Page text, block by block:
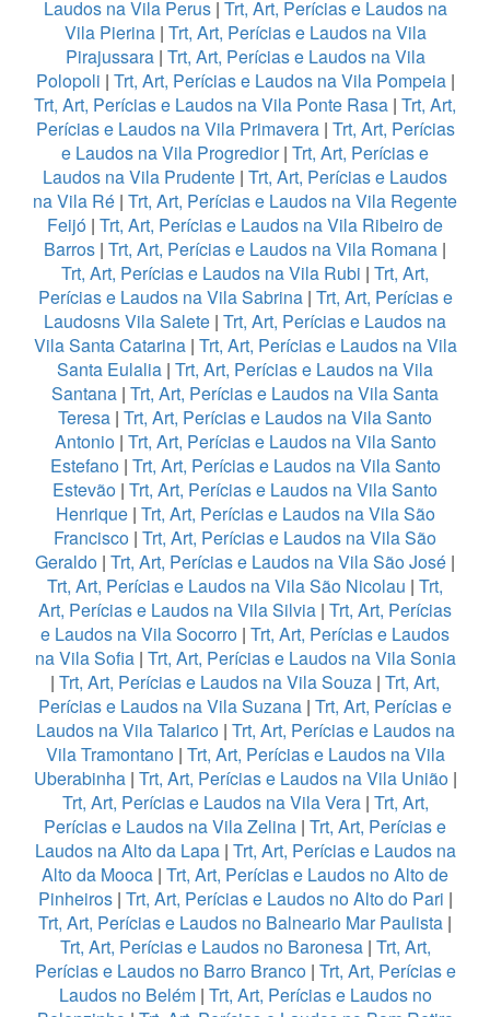
Laudos na Vila Perus| Trt, Art, Perícias e Laudos na
Vila Pierina| Trt, Art, Perícias e Laudos na Vila
Pirajussara| Trt, Art, Perícias e Laudos na Vila
Polopoli | Trt, Art, Perícias e Laudos na Vila Pompeia|
Trt, Art, Perícias e Laudos na Vila Ponte Rasa | Trt, Art,
Perícias e Laudos na Vila Primavera| Trt, Art, Perícias
e Laudos na Vila Progredior| Trt, Art, Perícias e
Laudos na Vila Prudente | Trt, Art, Perícias e Laudos
na Vila Ré | Trt, Art, Perícias e Laudos na Vila Regente
Feijó | Trt, Art, Perícias e Laudos na Vila Ribeiro de
Barros | Trt, Art, Perícias e Laudos na Vila Romana |
Trt, Art, Perícias e Laudos na Vila Rubi | Trt, Art,
Perícias e Laudos na Vila Sabrina| Trt, Art, Perícias e
Laudosns Vila Salete | Trt, Art, Perícias e Laudos na
Vila Santa Catarina| Trt, Art, Perícias e Laudos na Vila
Santa Eulalia | Trt, Art, Perícias e Laudos na Vila
Santana | Trt, Art, Perícias e Laudos na Vila Santa
Teresa | Trt, Art, Perícias e Laudos na Vila Santo
Antonio| Trt, Art, Perícias e Laudos na Vila Santo
Estefano| Trt, Art, Perícias e Laudos na Vila Santo
Estevão | Trt, Art, Perícias e Laudos na Vila Santo
Henrique| Trt, Art, Perícias e Laudos na Vila São
Francisco | Trt, Art, Perícias e Laudos na Vila São
Geraldo | Trt, Art, Perícias e Laudos na Vila São José |
Trt, Art, Perícias e Laudos na Vila São Nicolau | Trt,
Art, Perícias e Laudos na Vila Silvia | Trt, Art, Perícias
e Laudos na Vila Socorro | Trt, Art, Perícias e Laudos
na Vila Sofia| Trt, Art, Perícias e Laudos na Vila Sonia
| Trt, Art, Perícias e Laudos na Vila Souza | Trt, Art,
Perícias e Laudos na Vila Suzana | Trt, Art, Perícias e
Laudos na Vila Talarico| Trt, Art, Perícias e Laudos na
Vila Tramontano| Trt, Art, Perícias e Laudos na Vila
Uberabinha| Trt, Art, Perícias e Laudos na Vila União|
Trt, Art, Perícias e Laudos na Vila Vera| Trt, Art,
Perícias e Laudos na Vila Zelina | Trt, Art, Perícias e
Laudos na Alto da Lapa| Trt, Art, Perícias e Laudos na
Alto da Mooca | Trt, Art, Perícias e Laudos no Alto de
Pinheiros| Trt, Art, Perícias e Laudos no Alto do Pari |
Trt, Art, Perícias e Laudos no Balneario Mar Paulista |
Trt, Art, Perícias e Laudos no Baronesa| Trt, Art,
Perícias e Laudos no Barro Branco| Trt, Art, Perícias e
Laudos no Belém| Trt, Art, Perícias e Laudos no